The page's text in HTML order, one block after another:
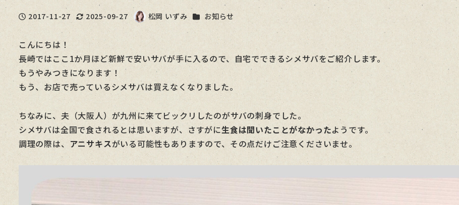
投稿日
2017-11-27
更新日
2025-09-27
著
者
松岡 いずみ カテゴリー
お知らせ
こんにちは！
長崎ではここ1か月ほど新鮮で安いサバが手に入るので、自宅でできるシメサバをご紹介します。
もうやみつきになります！
もう、お店で売っているシメサバは買えなくなりました。
ちなみに、夫（大阪人）が九州に来てビックリしたのがサバの刺身でした。
シメサバは全国で食されるとは思いますが、さすがに生食は聞いたことがなかったようです。
調理の際は、 アニサキスがいる可能性もありますので、その点だけご注意くださいませ。